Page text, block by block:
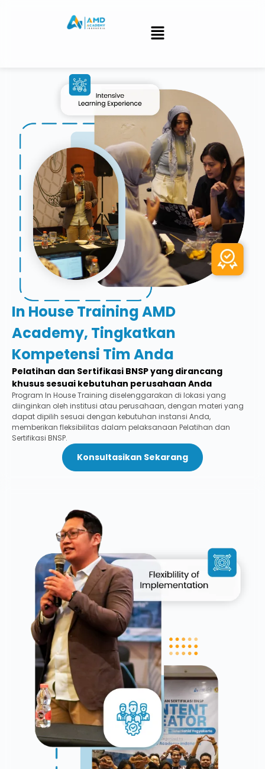
In House Training AMD
Academy, Tingkatkan
Kompetensi Tim Anda
Pelatihan dan Sertifikasi BNSP yang dirancang
khusus sesuai kebutuhan perusahaan Anda
Program In House Training diselenggarakan di lokasi yang
diinginkan oleh institusi atau perusahaan, dengan materi yang
dapat dipilih sesuai dengan kebutuhan instansi Anda,
memberikan fleksibilitas dalam pelaksanaan Pelatihan dan
Sertifikasi BNSP.
Konsultasikan Sekarang